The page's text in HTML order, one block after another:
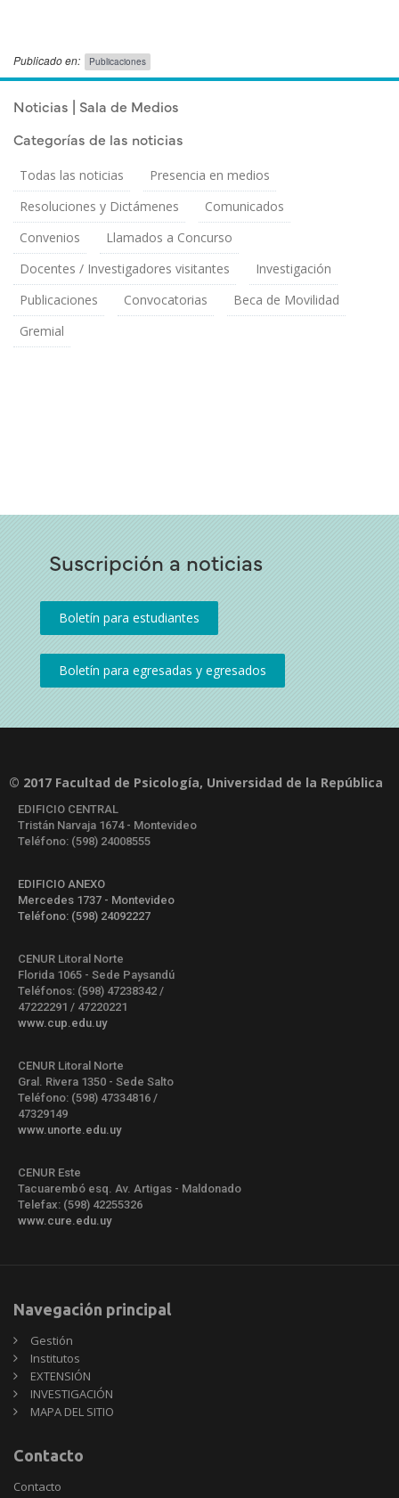
Noticias | Sala de Medios
Categorías de las noticias
Todas las noticias
Presencia en medios
Resoluciones y Dictámenes
Comunicados
Convenios
Llamados a Concurso
Docentes / Investigadores visitantes
Investigación
Publicaciones
Convocatorias
Beca de Movilidad
Gremial
Publicado en: Publicaciones
Publicado el Martes 3 Diciembre, 2013
Suscripción a noticias
© 2017 Facultad de Psicología, Universidad de la República
EDIFICIO CENTRAL
Tristán Narvaja 1674 - Montevideo
Teléfono: (598) 24008555
EDIFICIO ANEXO
Mercedes 1737 - Montevideo
Teléfono: (598) 24092227
CENUR Litoral Norte
Florida 1065 - Sede Paysandú
Teléfonos: (598) 47238342 /
47222291 / 47220221
www.cup.edu.uy
CENUR Litoral Norte
Gral. Rivera 1350 - Sede Salto
Teléfono: (598) 47334816 /
47329149
www.unorte.edu.uy
CENUR Este
Tacuarembó esq. Av. Artigas - Maldonado
Telefax: (598) 42255326
www.cure.edu.uy
Navegación principal
Gestión
Institutos
EXTENSIÓN
INVESTIGACIÓN
MAPA DEL SITIO
Contacto
Contacto